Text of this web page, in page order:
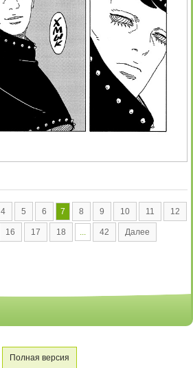
4 5 6 7 8 9 10 11 12
16 17 18 42 Далее
Полная версия